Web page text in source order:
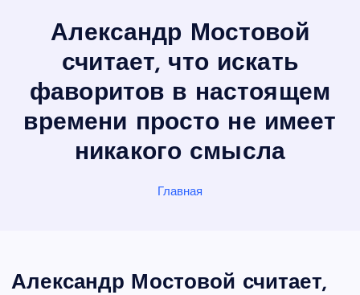
Александр Мостовой
считает, что искать
фаворитов в настоящем
времени просто не имеет
никакого смысла
Главная
Александр Мостовой считает,